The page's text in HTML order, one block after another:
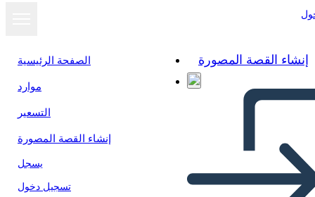
الصفحة الرئيسية
موارد
التسعير
إنشاء القصة المصورة
يسجل
تسجيل دخول
إنشاء القصة المصورة